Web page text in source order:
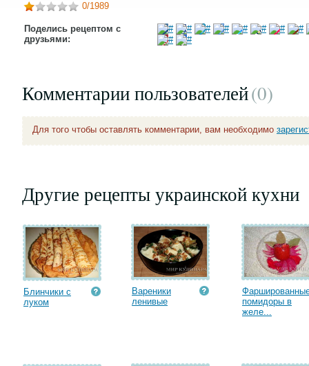
0/1989
Поделись рецептом с
друзьями:
Комментарии пользователей(0)
Для того чтобы оставлять комментарии, вам необходимо
Другие рецепты украинской кухни
Блинчики с
луком
Вареники
ленивые
помидоры в
желе...